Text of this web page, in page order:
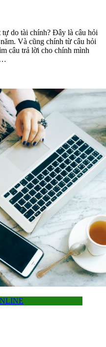
tự do tài chính? Đây là câu hỏi
Và cũng chính từ câu hỏi
câu trả lời cho chính mình